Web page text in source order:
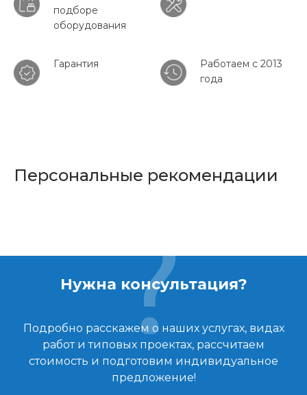
подборе
оборудования
Гарантия
Работаем с 2013
года
Персональные рекомендации
Нужна консультация?
Подробно расскажем о наших услугах, видах
работ и типовых проектах, рассчитаем
стоимость и подготовим индивидуальное
предложение!